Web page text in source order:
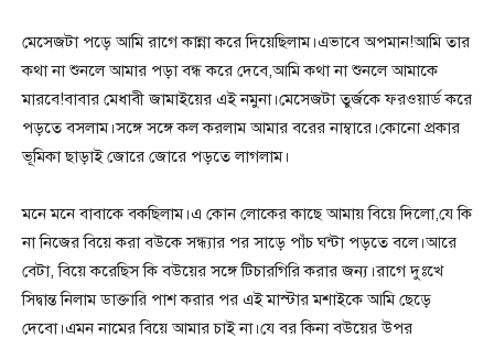
মেসেজটা পড়ে আমি রাগে কান্না করে দিয়েছিলাম।এভাবে অপমান!আমি তার
কথা না শুনলে আমার পড়া বন্ধ করে দেবে,আমি কথা না শুনলে আমাকে
মারবে!বাবার মেধাবী জামাইয়ের এই নমুনা।মেসেজটা তুর্জকে ফরওয়ার্ড করে
পড়তে বসলাম।সঙ্গে সঙ্গে কল করলাম আমার বরের নাম্বারে।কোনো প্রকার
ভূমিকা ছাড়াই জোরে জোরে পড়তে লাগলাম।
মনে মনে বাবাকে বকছিলাম।এ কোন লোকের কাছে আমায় বিয়ে দিলো,যে কি
না নিজের বিয়ে করা বউকে সন্ধ্যার পর সাড়ে পাঁচ ঘন্টা পড়তে বলে।আরে
বেটা, বিয়ে করেছিস কি বউয়ের সঙ্গে টিচারগিরি করার জন্য।রাগে দুঃখে
সিদ্বান্ত নিলাম ডাক্তারি পাশ করার পর এই মাস্টার মশাইকে আমি ছেড়ে
দেবো।এমন নামের বিয়ে আমার চাই না।যে বর কিনা বউয়ের উপর